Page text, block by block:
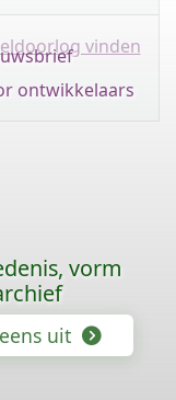
vinden
ontwikkelaars
vorm
uit